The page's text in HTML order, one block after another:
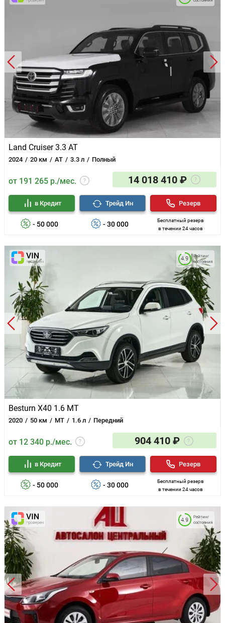
Land Cruiser 3.3 AT
2024 20 км AT 3.3 л Полный
от 191 265 р./мес. 14 018 410 ₽
- 50 000
в Кредит
- 30 000
Трейд Ин
Бесплатный резерв
в течении 24 часов
Резерв
Besturn X40 1.6 MT
2020 50 км MT 1.6 л Передний
Рейтинг
состояния
4.9
от 12 340 р./мес. 904 410 ₽
- 50 000
в Кредит
- 30 000
Трейд Ин
Бесплатный резерв
в течении 24 часов
Резерв
Рейтинг
состояния
4.9